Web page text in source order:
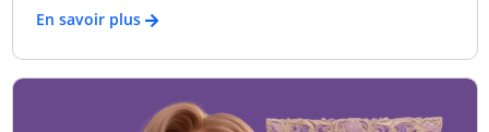
En savoir plus